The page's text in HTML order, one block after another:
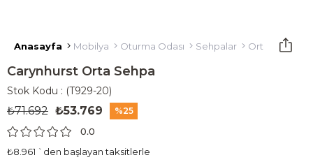
Anasayfa Mobilya Oturma Odası Sehpalar Orta Sehpa
Carynhurst Orta Sehpa
Stok Kodu (T929-20)
₺71.692 ₺53.769 25
0.0
₺8.961 `den başlayan taksitlerle